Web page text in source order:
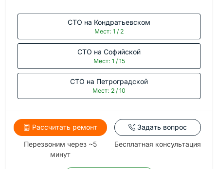
СТО на Кондратьевском
Мест: 1 / 2
СТО на Софийской
Мест: 1 / 15
СТО на Петроградской
Мест: 2 / 10
Рассчитать ремонт
Перезвоним через ~5
минут
Задать вопрос
Бесплатная консультация